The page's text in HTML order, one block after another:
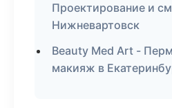
Проектирование и
Нижневартовск
Beauty Med Art -
макияж в